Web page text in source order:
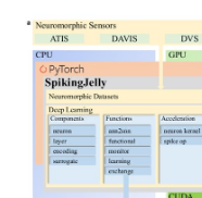
突触数量约百万亿）。
络的粗略模仿，在神经元
远，在信号表达机理上存
练”...